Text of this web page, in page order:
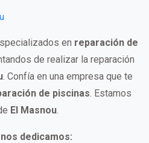
en reparación de
de realizar la reparación
. Confía en una empresa que te
de piscinas. Estamos
El Masnou.
nos dedicamos: